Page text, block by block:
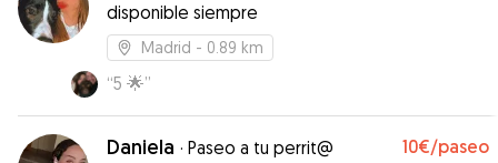
disponible siempre
Madrid - 0.89 km
“5 🌟”
Daniela · Paseo a tu perrit@ 10€/paseo